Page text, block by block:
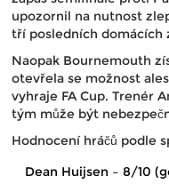
upozornil na nutnost
tří posledních domácích
Naopak Bournemouth
otevřela se možnost
vyhraje FA Cup. Trenér
tým může být
Hodnocení hráčů podle
Dean Huijsen – 8/10